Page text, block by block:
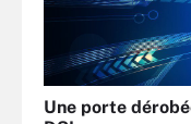
Une porte